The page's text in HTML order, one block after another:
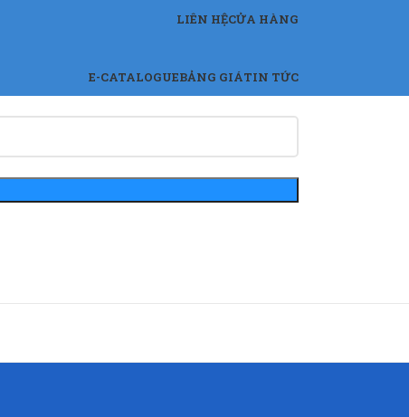
LIÊN HỆCỬA HÀNG
E-CATALOGUEBẢNG GIÁTIN TỨC